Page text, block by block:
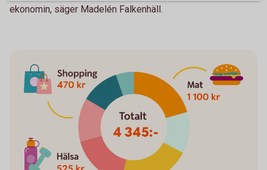
ekonomin, säger Madelén Falkenhäll.